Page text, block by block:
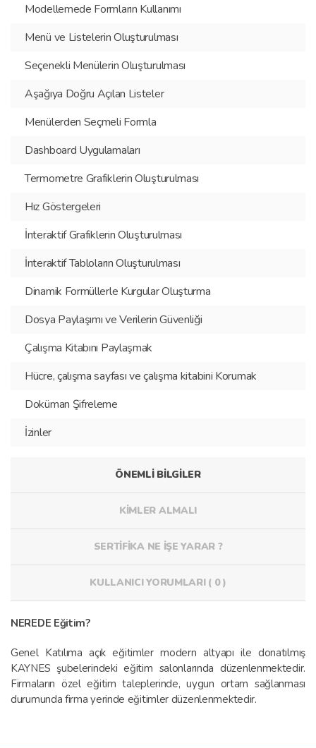
Modellemede Formların Kullanımı
Menü ve Listelerin Oluşturulması
Seçenekli Menülerin Oluşturulması
Aşağıya Doğru Açılan Listeler
Menülerden Seçmeli Formla
Dashboard Uygulamaları
Termometre Grafiklerin Oluşturulması
Hız Göstergeleri
İnteraktif Grafiklerin Oluşturulması
İnteraktif Tabloların Oluşturulması
Dinamik Formüllerle Kurgular Oluşturma
Dosya Paylaşımı ve Verilerin Güvenliği
Çalışma Kitabını Paylaşmak
Hücre, çalışma sayfası ve çalışma kitabini Korumak
Doküman Şifreleme
İzinler
ÖNEMLİ BİLGİLER
KİMLER ALMALI
SERTİFİKA NE İŞE YARAR ?
KULLANICI YORUMLARI ( 0 )
NEREDE Eğitim?
Genel Katılıma açık eğitimler modern altyapı ile donatılmış
KAYNES şubelerindeki eğitim salonlarında düzenlenmektedir.
Firmaların özel eğitim taleplerinde, uygun ortam sağlanması
durumunda firma yerinde eğitimler düzenlenmektedir.